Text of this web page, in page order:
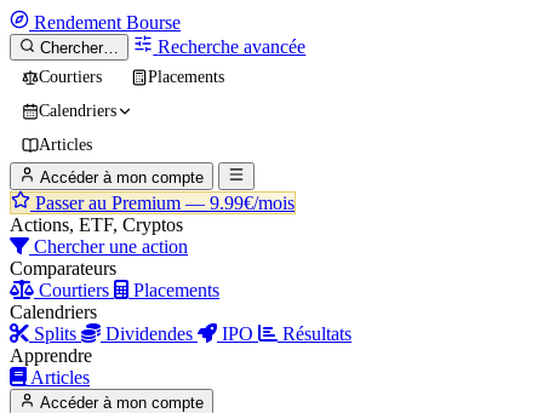
Rendement Bourse
Chercher… Recherche avancée
Courtiers
Placements
Calendriers
Articles
Accéder à mon compte
Passer au Premium — 9.99€/mois
Actions, ETF, Cryptos
Chercher une action
Comparateurs
Courtiers
Placements
Calendriers
Splits
Dividendes IPO
Résultats
Apprendre
Articles
Accéder à mon compte